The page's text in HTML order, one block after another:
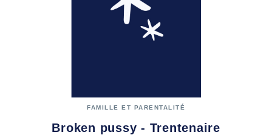
FAMILLE ET PARENTALITÉ
Broken pussy - Trentenaire